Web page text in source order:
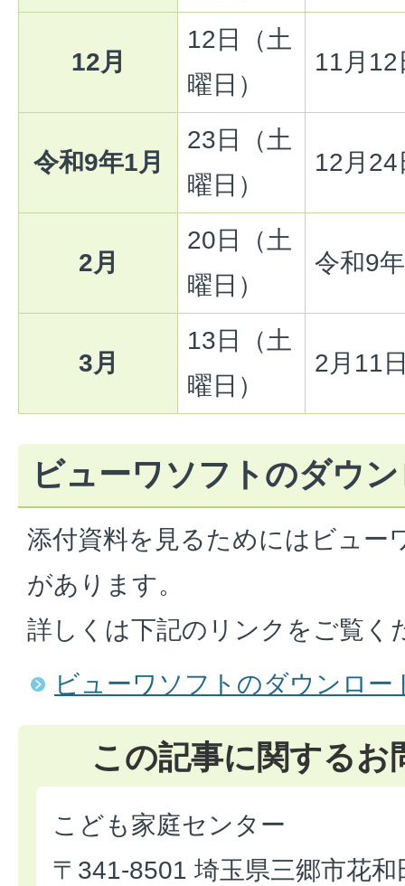
12月
12日（土
曜日）
11月12
令和9年1月
23日（土
曜日）
12月24
2月
20日（土
曜日）
令和9
3月
13日（土
曜日）
2月11
ビューワソフトのダウ
添付資料を見るためにはビュー
があります。
詳しくは下記のリンクをご覧く
ビューワソフトのダウンロー
この記事に関するお
こども家庭センター
〒341-8501 埼玉県三郷市花